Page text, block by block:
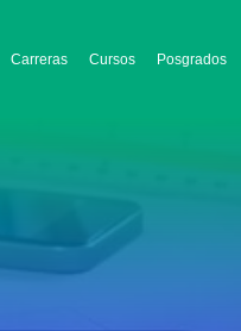
Carreras Cursos Posgrados